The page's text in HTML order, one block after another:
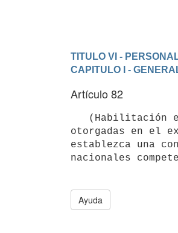
TITULO VI -
CAPITULO I -
Artículo 82
otorgadas en el
establezca una
Ayuda